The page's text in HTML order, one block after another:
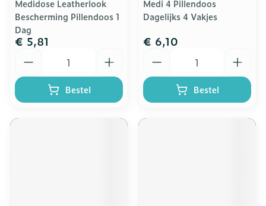
Medidose Leatherlook
Bescherming Pillendoos 1
Dag
€ 5,81
Bestel
Medi 4 Pillendoos
Dagelijks 4 Vakjes
€ 6,10
Bestel